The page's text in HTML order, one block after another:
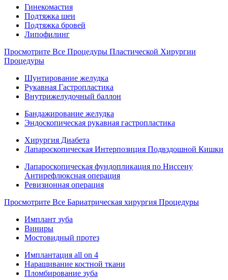
Гинекомастия
Подтяжка шеи
Подтяжка бровей
Липофилинг
Просмотрите Все Процедуры Пластической Хирургии
Процедуры
Шунтирование желудка
Рукавная Гастропластика
Внутрижелудочный баллон
Бандажирование желудка
Эндоскопическая рукавная гастропластика
Хирургия Диабета
Лапароскопическая Интерпозиция Подвздошной Кишки
Лапароскопическая фундопликация по Ниссену
Антирефлюксная операция
Ревизионная операция
Просмотрите Все Бариатрическая хирургия Процедуры
Имплант зуба
Виниры
Мостовидный протез
Имплантация all on 4
Наращивание костной ткани
Пломбирование зуба